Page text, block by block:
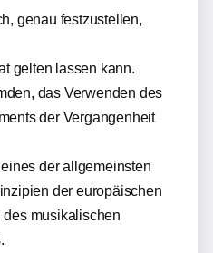
genau festzustellen,
gelten lassen kann.
das Verwenden des
der Vergangenheit
der allgemeinsten
der europäischen
musikalischen